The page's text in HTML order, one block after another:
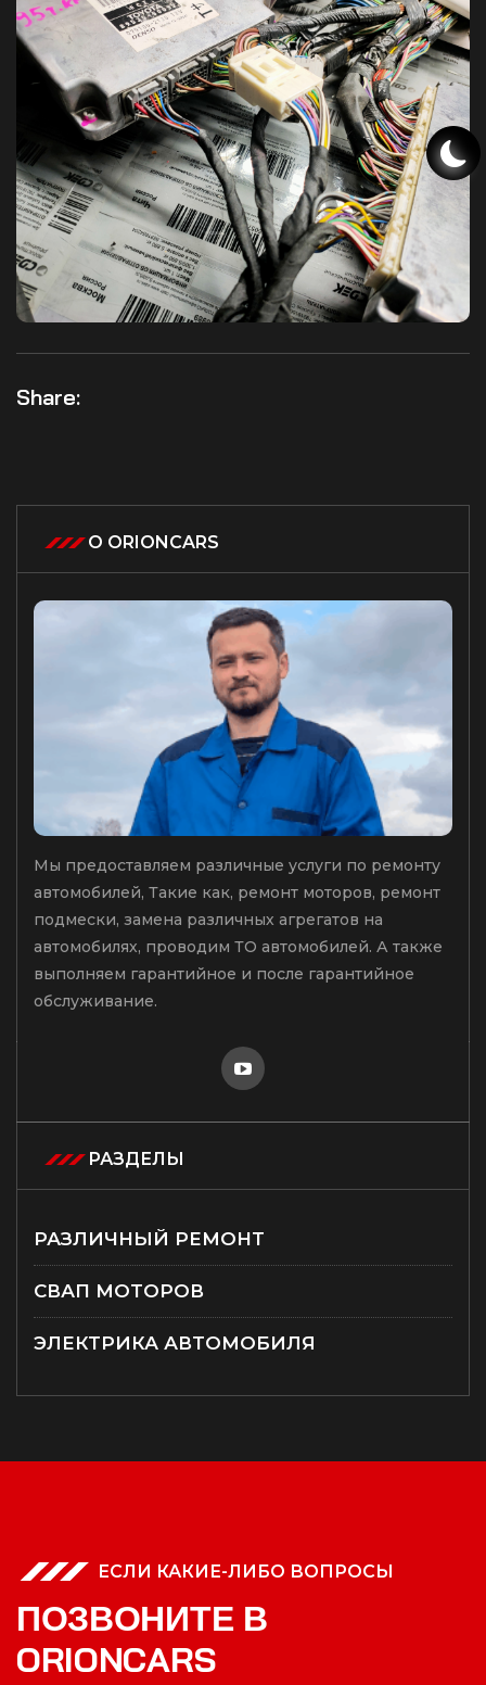
Share:
О ORIONCARS
Мы предоставляем различные услуги по ремонту
автомобилей, Такие как, ремонт моторов, ремонт
подмески, замена различных агрегатов на
автомобилях, проводим ТО автомобилей. А также
выполняем гарантийное и после гарантийное
обслуживание.
РАЗДЕЛЫ
РАЗЛИЧНЫЙ РЕМОНТ
СВАП МОТОРОВ
ЭЛЕКТРИКА АВТОМОБИЛЯ
ЕСЛИ КАКИЕ-ЛИБО ВОПРОСЫ
ПОЗВОНИТЕ В
ORIONCARS